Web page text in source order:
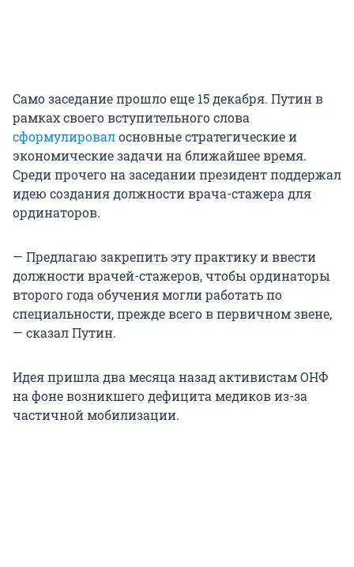
Само заседание прошло еще 15 декабря. Путин в
рамках своего вступительного слова
сформулировалосновные стратегические и
экономические задачи на ближайшее время.
Среди прочего на заседании президент поддержал
идею создания должности врача-стажера для
ординаторов.
— Предлагаю закрепить эту практику и ввести
должности врачей-стажеров, чтобы ординаторы
второго года обучения могли работать по
специальности, прежде всего в первичном звене,
— сказал Путин.
Идея пришла два месяца назад активистам ОНФ
на фоне возникшего дефицита медиков из-за
частичной мобилизации.